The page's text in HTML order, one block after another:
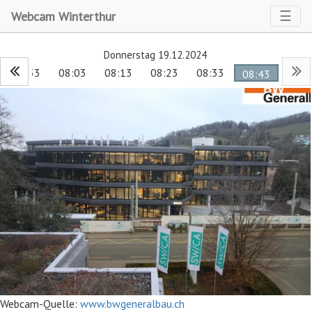
Webcam Winterthur ☰
Donnerstag 19.12.2024
07:53 08:03 08:13 08:23 08:33 08:43
Webcam-Quelle: www.bwgeneralbau.ch